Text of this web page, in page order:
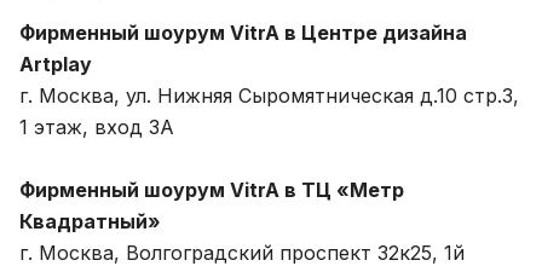
Фирменный шоурум VitrA в Центре дизайна
Artplay
г. Москва, ул. Нижняя Сыромятническая д.10 стр.3,
1 этаж, вход 3A
Фирменный шоурум VitrA в ТЦ «Метр
Квадратный»
г. Москва, Волгоградский проспект 32к25, 1й